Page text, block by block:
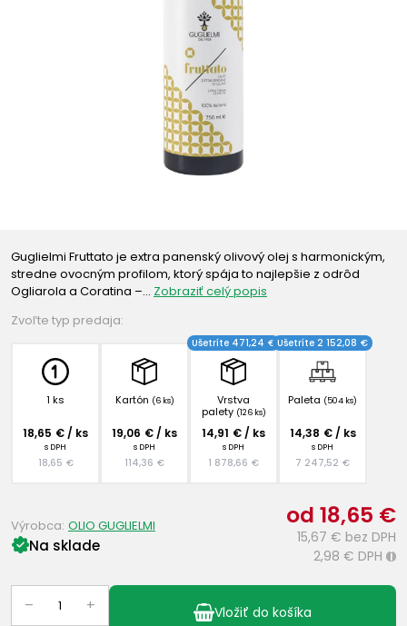
Guglielmi Fruttato je extra panenský olivový olej s harmonickým,
stredne ovocným profilom, ktorý spája to najlepšie z odrôd
Ogliarola a Coratina –… Zobraziť celý popis
Zvoľte typ predaja:
1 ks
18,65 € / ks
s DPH
18,65 €
Kartón (6 ks)
19,06 € / ks
s DPH
114,36 €
Vrstva
palety (126 ks)
Ušetríte 471,24 €
14,91 € / ks
s DPH
1 878,66 €
Paleta (504 ks)
Ušetríte 2 152,08 €
14,38 € / ks
s DPH
7 247,52 €
od 18,65 €
15,67 € bez DPH
2,98 € DPH i
Na sklade
Výrobca: OLIO GUGLIELMI
– + Vložiť do košíka